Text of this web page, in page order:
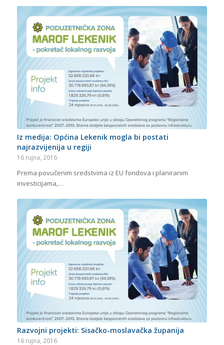
Iz medija: Općina Lekenik mogla bi postati
najrazvijenija u regiji
16 rujna, 2016
Prema povučenim sredstvima iz EU fondova i planiranim
investicijama,…
Razvojni projekti: Sisačko-moslavačka županija
16 rujna, 2016